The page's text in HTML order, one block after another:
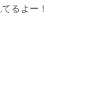
るよー！